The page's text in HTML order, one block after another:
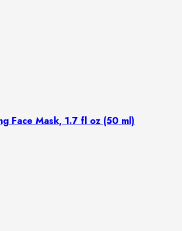
Face Mask, 1.7 fl oz (50 ml)